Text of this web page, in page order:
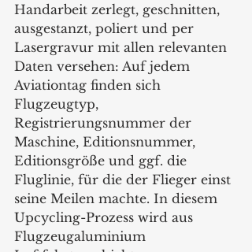
Handarbeit zerlegt, geschnitten,
ausgestanzt, poliert und per
Lasergravur mit allen relevanten
Daten versehen: Auf jedem
Aviationtag finden sich
Flugzeugtyp,
Registrierungsnummer der
Maschine, Editionsnummer,
Editionsgröße und ggf. die
Fluglinie, für die der Flieger einst
seine Meilen machte. In diesem
Upcycling-Prozess wird aus
Flugzeugaluminium